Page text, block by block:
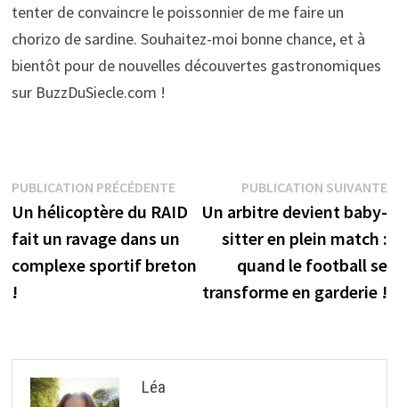
tenter de convaincre le poissonnier de me faire un
chorizo de sardine. Souhaitez-moi bonne chance, et à
bientôt pour de nouvelles découvertes gastronomiques
sur BuzzDuSiecle.com !
Navigation
de
l’article
PUBLICATION PRÉCÉDENTEPublication
précédente :
Un hélicoptère du RAID
fait un ravage dans un
complexe sportif breton
!
PUBLICATION SUIVANTE
Un arbitre devient baby-
sitter en plein match :
quand le football se
transforme en garderie !
Léa